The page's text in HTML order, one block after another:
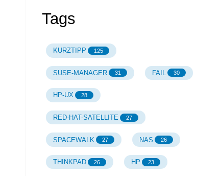
Tags
KURZTIPP 125
SUSE-MANAGER 31 FAIL 30
HP-UX 28
RED-HAT-SATELLITE 27
SPACEWALK 27 NAS 26
THINKPAD 26 HP 23